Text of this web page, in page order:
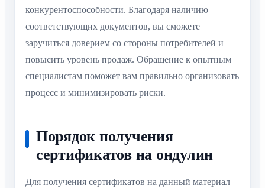
конкурентоспособности. Благодаря наличию
соответствующих документов, вы сможете
заручиться доверием со стороны потребителей и
повысить уровень продаж. Обращение к опытным
специалистам поможет вам правильно организовать
процесс и минимизировать риски.
Порядок получения
сертификатов на ондулин
Для получения сертификатов на данный материал